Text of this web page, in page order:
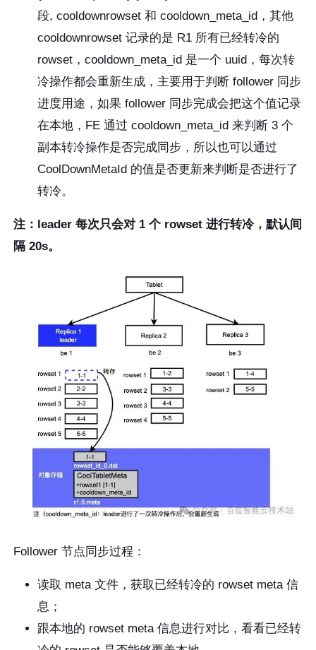
段, cooldownrowset 和 cooldown_meta_id，其他
cooldownrowset 记录的是 R1 所有已经转冷的
rowset，cooldown_meta_id 是一个 uuid，每次转
冷操作都会重新生成，主要用于判断 follower 同步
进度用途，如果 follower 同步完成会把这个值记录
在本地，FE 通过 cooldown_meta_id 来判断 3 个
副本转冷操作是否完成同步，所以也可以通过
CoolDownMetaId 的值是否更新来判断是否进行了
转冷。
注：leader 每次只会对 1 个 rowset 进行转冷，默认间
隔 20s。
Follower 节点同步过程：
读取 meta 文件，获取已经转冷的 rowset meta 信
息；
跟本地的 rowset meta 信息进行对比，看看已经转